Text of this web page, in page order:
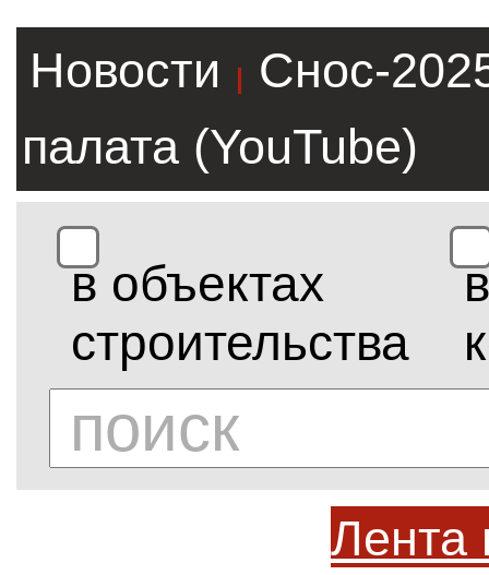
Новости |
Снос-
палата (YouTube)
в объектах
строительства
в
Лента